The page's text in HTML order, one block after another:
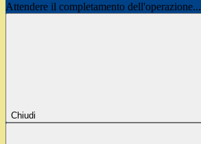
Attendere il completamento dell'operazione...
Chiudi